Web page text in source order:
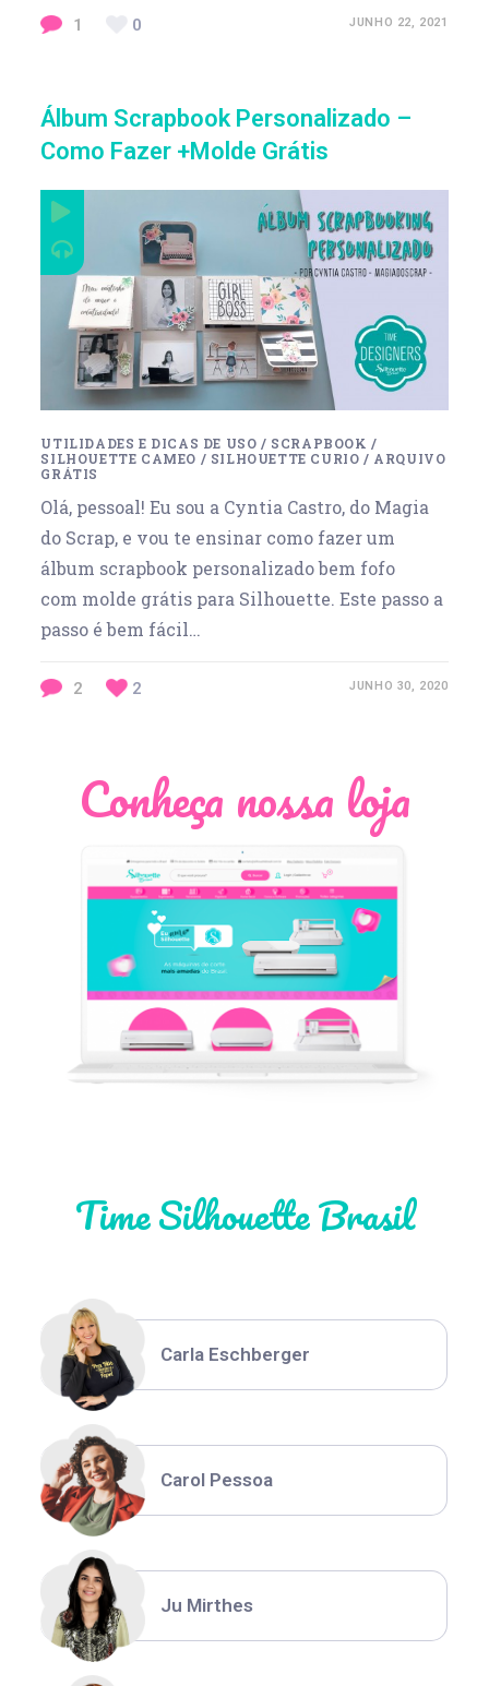
1 0 JUNHO 22, 2021
Álbum Scrapbook Personalizado –
Como Fazer +Molde Grátis
UTILIDADES E DICAS DE USO / SCRAPBOOK /
SILHOUETTE CAMEO / SILHOUETTE CURIO / ARQUIVO
GRÁTIS
Olá, pessoal! Eu sou a Cyntia Castro, do Magia
do Scrap, e vou te ensinar como fazer um
álbum scrapbook personalizado bem fofo
com molde grátis para Silhouette. Este passo a
passo é bem fácil…
2 2 JUNHO 30, 2020
Conheça nossa loja
Time Silhouette Brasil
Léia Pastori
Thiara Ney
Carla Eschberger
Carol Pessoa
Ju Mirthes